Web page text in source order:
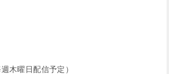
木曜日配信予定）